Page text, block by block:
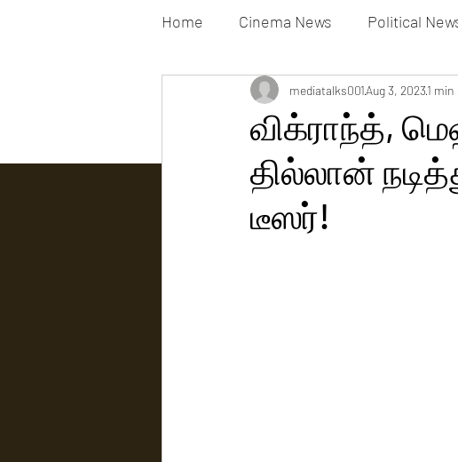
Home Cinema News Political
Movies Gallery Actress Gallery
விக்ராந்த்,
தில்லான்
டீஸர்!
mediatalks001Aug 3, 20231 min